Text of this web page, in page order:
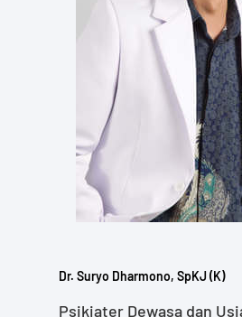
Dr. Suryo Dharmono, SpKJ (K)
Psikiater Dewasa dan